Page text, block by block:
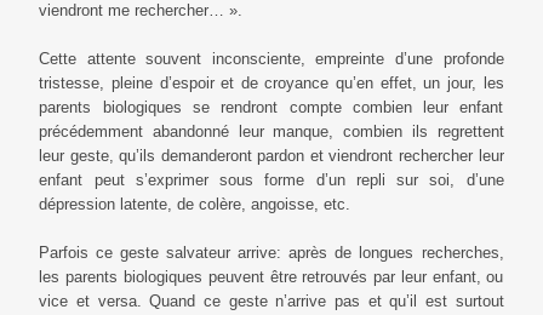
viendront me rechercher… ».
Cette attente souvent inconsciente, empreinte d’une profonde
tristesse, pleine d’espoir et de croyance qu’en effet, un jour, les
parents biologiques se rendront compte combien leur enfant
précédemment abandonné leur manque, combien ils regrettent
leur geste, qu’ils demanderont pardon et viendront rechercher leur
enfant peut s’exprimer sous forme d’un repli sur soi, d’une
dépression latente, de colère, angoisse, etc.
Parfois ce geste salvateur arrive: après de longues recherches,
les parents biologiques peuvent être retrouvés par leur enfant, ou
vice et versa. Quand ce geste n’arrive pas et qu’il est surtout